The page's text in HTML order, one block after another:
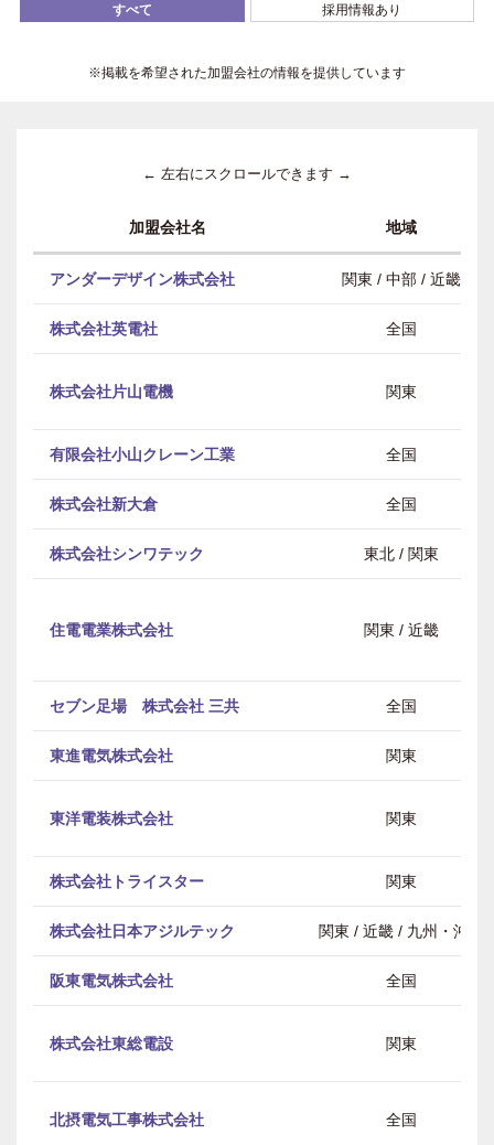
すべて 採用情報あり
※掲載を希望された加盟会社の情報を提供しています
← 左右にスクロールできます →
加盟会社名 地域
アンダーデザイン株式会社 関東 / 中部 / 近畿
株式会社英電社 全国
株式会社片山電機 関東
有限会社小山クレーン工業 全国
株式会社新大倉 全国
株式会社シンワテック 東北 / 関東
住電電業株式会社 関東 / 近畿
セブン足場 株式会社 三共 全国
東進電気株式会社 関東
東洋電装株式会社 関東
株式会社トライスター 関東
株式会社日本アジルテック 関東 / 近畿 / 九州・沖縄
阪東電気株式会社 全国
株式会社東総電設 関東
北摂電気工事株式会社 全国